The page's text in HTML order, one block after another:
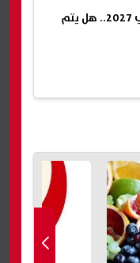
بداية العام الدراسي 2027.. هل يتم